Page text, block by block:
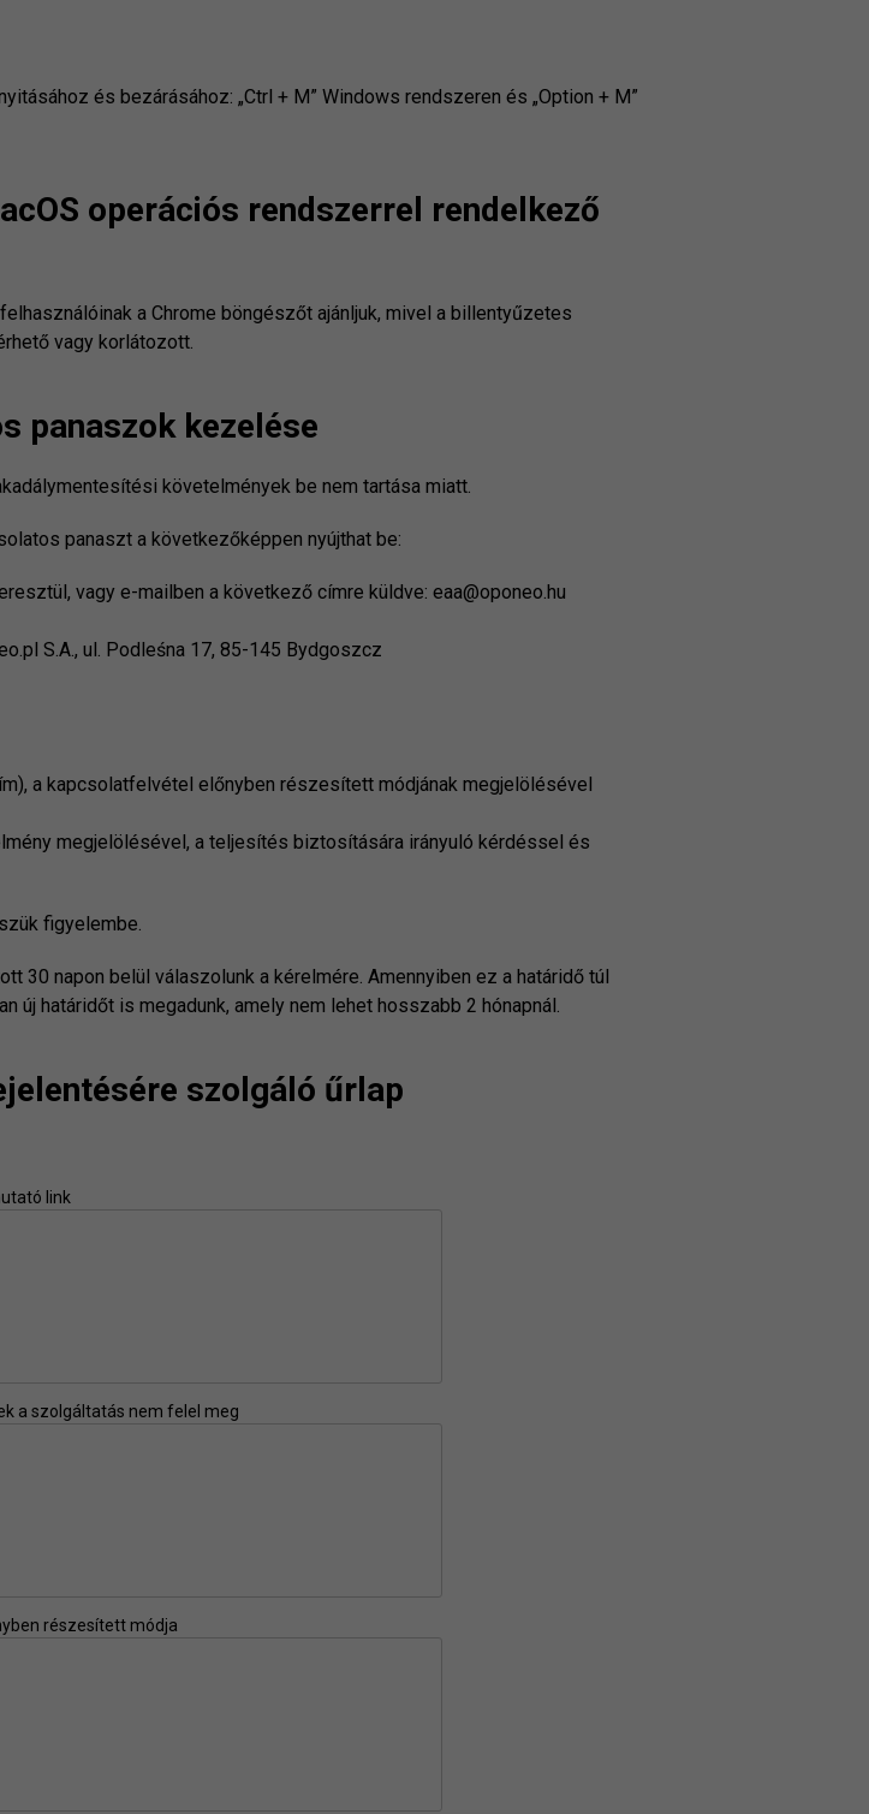
és bezárásához: „Ctrl + M” Windows rendszeren és „Option + M”
operációs rendszerrel rendelkező
a Chrome böngészőt ajánljuk, mivel a billentyűzetes
vagy korlátozott.
panaszok kezelése
követelmények be nem tartása miatt.
panaszt a következőképpen nyújthat be:
vagy e-mailben a következő címre küldve: eaa@oponeo.hu
S.A., ul. Podleśna 17, 85-145 Bydgoszcz
a kapcsolatfelvétel előnyben részesített módjának megjelölésével
megjelölésével, a teljesítés biztosítására irányuló kérdéssel és
figyelembe.
30 napon belül válaszolunk a kérelmére. Amennyiben ez a határidő túl
új határidőt is megadunk, amely nem lehet hosszabb 2 hónapnál.
szolgáló űrlap
link
a szolgáltatás nem felel meg
részesített módja